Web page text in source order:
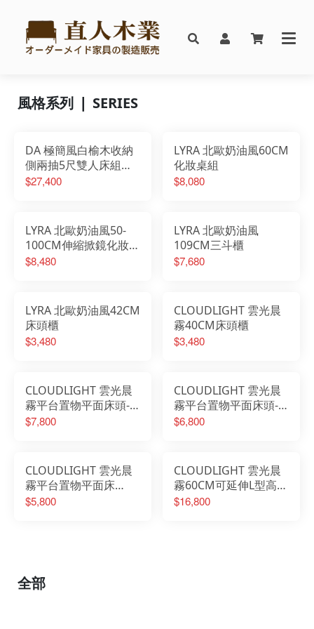
風格系列 ❘ SERIES
DA 極簡風白榆木收納
側兩抽5尺雙人床組搭
配床邊櫃
$27,400
LYRA 北歐奶油風60CM
化妝桌組
$8,080
LYRA 北歐奶油風50-
100CM伸縮掀鏡化妝桌
椅組
$8,480
LYRA 北歐奶油風
109CM三斗櫃
$7,680
LYRA 北歐奶油風42CM
床頭櫃
$3,480
CLOUDLIGHT 雲光晨
霧40CM床頭櫃
$3,480
CLOUDLIGHT 雲光晨
霧平台置物平面床頭-6
尺
$7,800
CLOUDLIGHT 雲光晨
霧平台置物平面床頭-5
尺
$6,800
CLOUDLIGHT 雲光晨
霧平台置物平面床
頭-3.5尺
$5,800
CLOUDLIGHT 雲光晨
霧60CM可延伸L型高被
櫥梳桌櫃組
$16,800
全部